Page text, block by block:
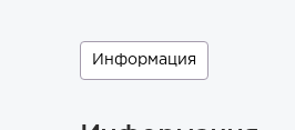
Информация